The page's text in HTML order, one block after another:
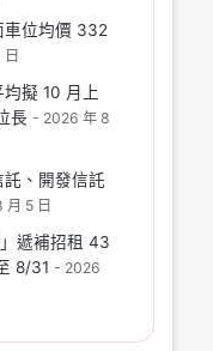
車位均價 332
擬 10 月上
長
2026 年 8
、開發信託
月 5 日
遞補招租 43
8/31
2026